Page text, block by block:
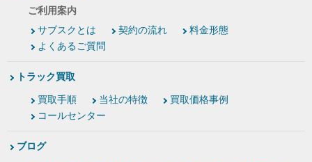
ご利用案内
サブスクとは
契約の流れ
料金形態
よくあるご質問
トラック買取
買取手順 当社の特徴
買取価格事例
コールセンター
ブログ